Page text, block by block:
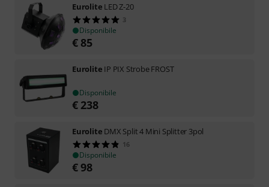
Eurolite LED Z-20
3
Disponibile
€ 85
Eurolite IP PIX Strobe FROST
Disponibile
€ 238
Eurolite DMX Split 4 Mini Splitter 3pol
16
Disponibile
€98